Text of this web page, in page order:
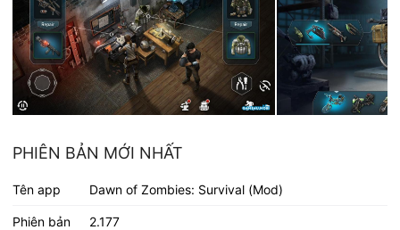
PHIÊN BẢN MỚI NHẤT
Tên app Dawn of Zombies: Survival (Mod)
Phiên bản 2.177